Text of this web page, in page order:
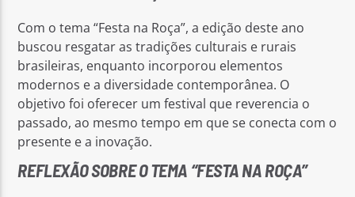
Com o tema “Festa na Roça”, a edição deste ano
buscou resgatar as tradições culturais e rurais
brasileiras, enquanto incorporou elementos
modernos e a diversidade contemporânea. O
objetivo foi oferecer um festival que reverencia o
passado, ao mesmo tempo em que se conecta com o
presente e a inovação.
REFLEXÃO SOBRE O TEMA “FESTA NA ROÇA”